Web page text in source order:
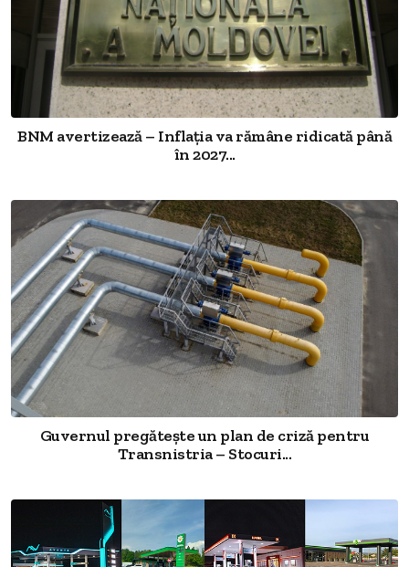
BNM avertizează – Inflația va rămâne ridicată până
în 2027...
Guvernul pregătește un plan de criză pentru
Transnistria – Stocuri...